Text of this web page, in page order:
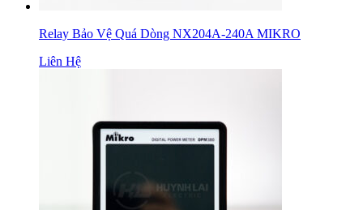
Relay Bảo Vệ Quá Dòng NX204A-240A MIKRO
Liên Hệ